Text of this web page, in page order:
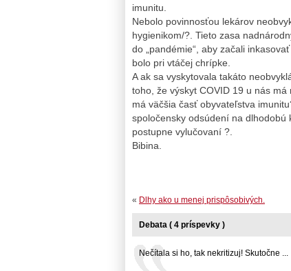
imunitu.
Nebolo povinnosťou lekárov
hygienikom/?. Tieto zasa
do „pandémie“, aby začali
bolo pri vtáčej chrípke.
A ak sa vyskytovala takáto
toho, že výskyt COVID 19 u nás
má väčšia časť obyvateľstva
spoločensky odsúdení na
postupne vylučovaní ?.
Bibina.
« Dlhy ako u menej prispôsobivých.
Debata ( 4 príspevky )
Nečítala si ho, tak nekritizuj! Skutočne ...